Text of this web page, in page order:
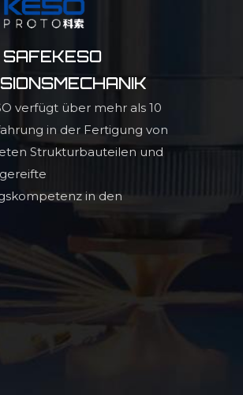
SAFEKESO
verfügt über mehr als 10
in der Fertigung von
Strukturbauteilen und
in den
Profilbauteile und hohe